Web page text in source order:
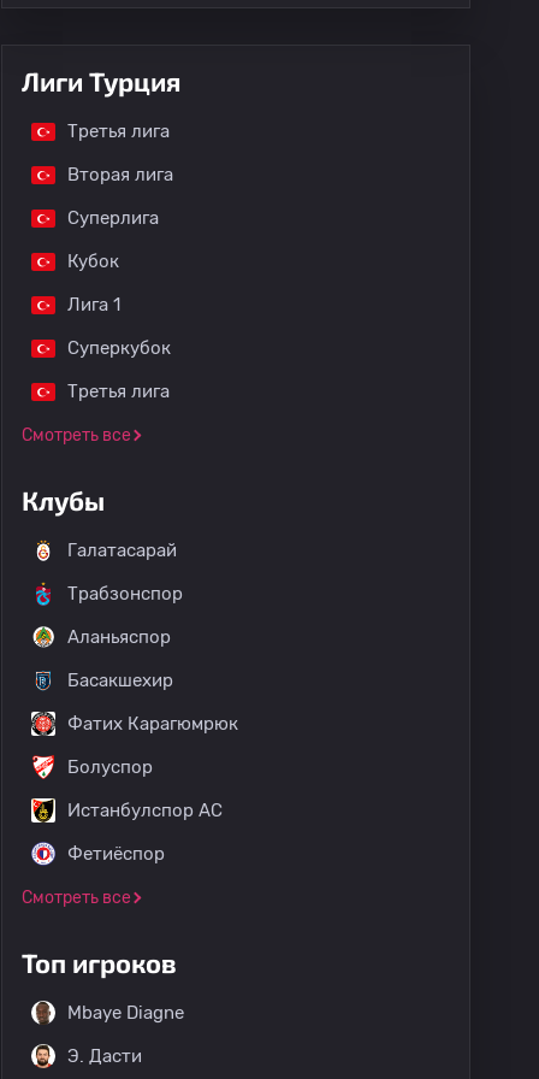
Лиги Турция
Третья лига
Вторая лига
Суперлига
Кубок
Лига 1
Суперкубок
Третья лига
Смотреть все
Клубы
Галатасарай
Трабзонспор
Аланьяспор
Басакшехир
Фатих Карагюмрюк
Болуспор
Истанбулспор АС
Фетиёспор
Смотреть все
Топ игроков
Mbaye Diagne
Э. Дасти